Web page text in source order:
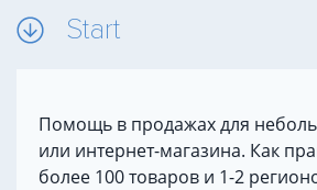
Start
Помощь в продажах для
или интернет-магазина. Как
более 100 товаров и 1-2